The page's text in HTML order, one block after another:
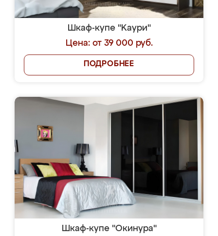
Шкаф-купе "Kaури"
Цена: от 39 000 руб.
ПОДРОБНЕЕ
Шкаф-купе "Окинура"